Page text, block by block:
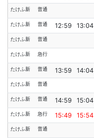
たけふ新 普通
たけふ新 普通 12:59 13:04
たけふ新 普通
たけふ新 急行
たけふ新 普通 13:59 14:04
たけふ新 普通
たけふ新 普通 14:59 15:04
たけふ新 急行 15:49 15:54
たけふ新 普通